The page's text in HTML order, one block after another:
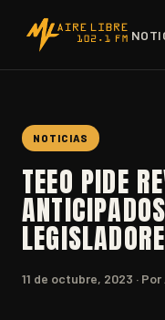
NOTICIAS
TEEO PIDE
11 de octubre, 2023 ·